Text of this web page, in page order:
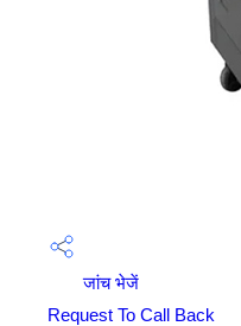
जांच भेजें
Request To Call Back